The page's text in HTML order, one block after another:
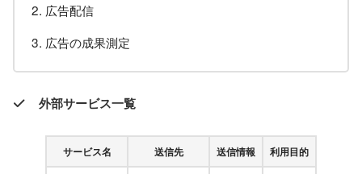
広告配信
広告の成果測定
外部サービス一覧
サービス名 送信先 送信情報 利用目的